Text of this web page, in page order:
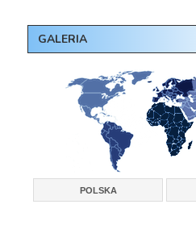
GALERIA
POLSKA